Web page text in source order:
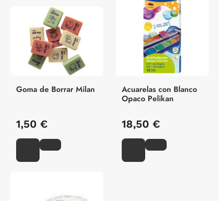
Goma de Borrar Milan
1,50 €
Acuarelas con Blanco
Opaco Pelikan
18,50 €